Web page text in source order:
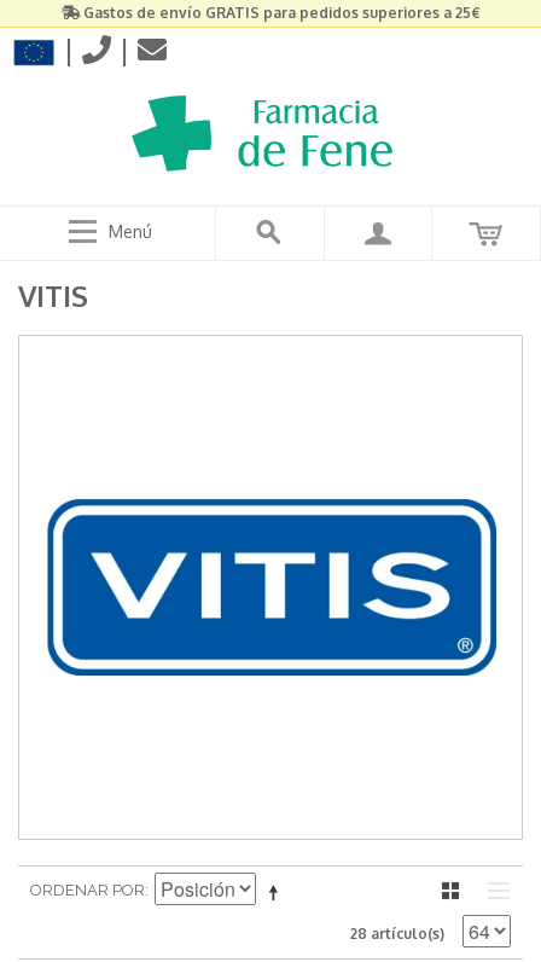
Gastos de envío GRATIS para pedidos superiores a 25€
| |
Menú
VITIS
ORDENAR POR
28 artículo(s)